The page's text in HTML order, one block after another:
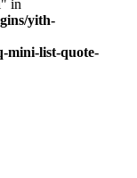
in
yith-
mini-list-quote-